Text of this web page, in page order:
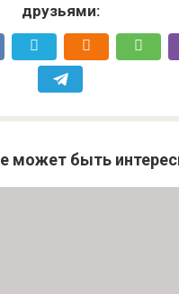
друзьями:
может быть